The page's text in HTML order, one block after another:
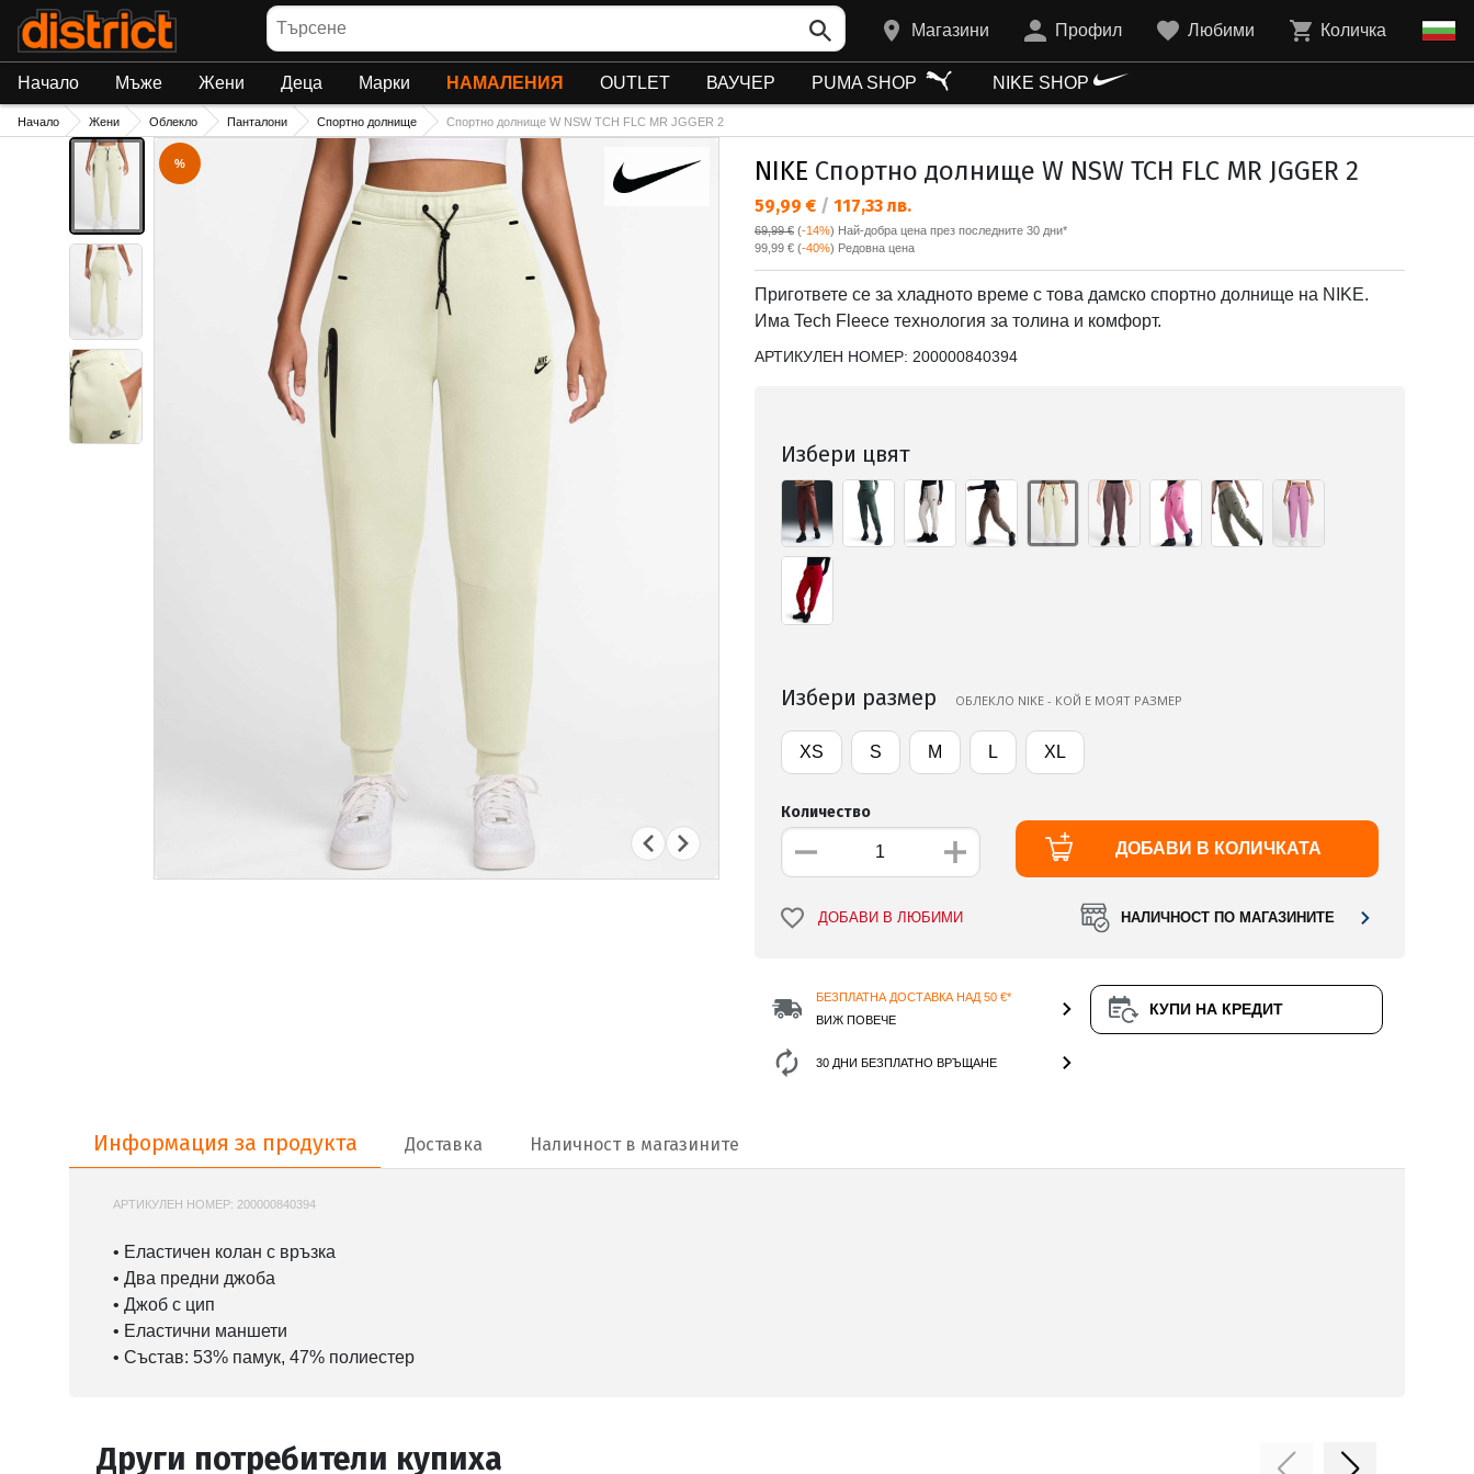
Търсене
Магазини Профил Любими Количка
Начало Мъже Жени Деца Марки НАМАЛЕНИЯ OUTLET ВАУЧЕР PUMA SHOP NIKE SHOP
Начало Жени Облекло Панталони Спортно долнище Спортно долнище W NSW TCH FLC MR JGGER 2
% NIKE Спортно долнище W NSW TCH FLC MR JGGER 2
Текуща цена:
59,99 € / 117,33 лв.
69,99 € (-14%) Най-добра цена през последните 30 дни*
Редовна цена:
99,99 € (-40%) Редовна цена
Пригответе се за хладното време с това дамско спортно долнище на NIKE.
Има Tech Fleece технология за толина и комфорт.
АРТИКУЛЕН НОМЕР: 200000840394
Избери цвят
Избери размер ОБЛЕКЛО NIKE - КОЙ Е МОЯТ РАЗМЕР
XS S M L XL
Количество
ДОБАВИ В КОЛИЧКАТА
ДОБАВИ В ЛЮБИМИ НАЛИЧНОСТ ПО МАГАЗИНИТЕ
БЕЗПЛАТНА ДОСТАВКА НАД 50 €*
ВИЖ ПОВЕЧЕ
30 ДНИ БЕЗПЛАТНО ВРЪЩАНЕ
КУПИ НА КРЕДИТ
Информация за продукта
Доставка Наличност в магазините
АРТИКУЛЕН НОМЕР: 200000840394
• Еластичен колан с връзка
• Два предни джоба
• Джоб с цип
• Еластични маншети
• Състав: 53% памук, 47% полиестер
Други потребители купиха